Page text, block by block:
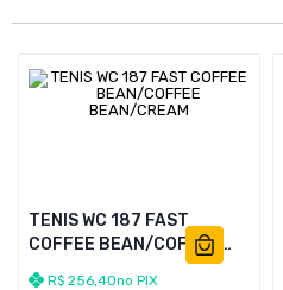
TENIS WC 187 FAST
COFFEE BEAN/COFFEE
BEAN/CREAM
R$ 256,40no PIX